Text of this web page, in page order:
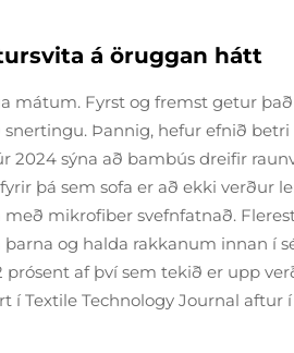
á öruggan hátt
mátum. Fyrst og fremst getur
Þannig, hefur efnið
2024 sýna að bambús dreifir
þá sem sofa er að ekki verður
mikrofiber svefnfatnað.
og halda rakkanum innan í
af því sem tekið er upp
Textile Technology Journal aftur í